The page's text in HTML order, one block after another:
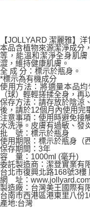
【JOLLYARD 潔麗雅】
本品含植物來源潔淨成分
等，能溫和潔淨全身肌
澀，維持健康肌膚。
全 成 分：標示於瓶身。
*標示為有機成分
使用方法：將適量本品
（球）輕輕搓揉全身，再
保存方法：請存放於陰涼
後，請於12個月內使用完
注意事項：使用時避免接
水洗淨。皮膚有過敏、發
批 號：標示於瓶身
使用期限：標示於瓶身（
保存期間：3年
容 量：1000ml (毫升)
委託製造商：潔登實業有
台北市復興北路168號3
網 址：
製造廠：台灣美王國際有
台南市西港區港東里八份
產地:台灣